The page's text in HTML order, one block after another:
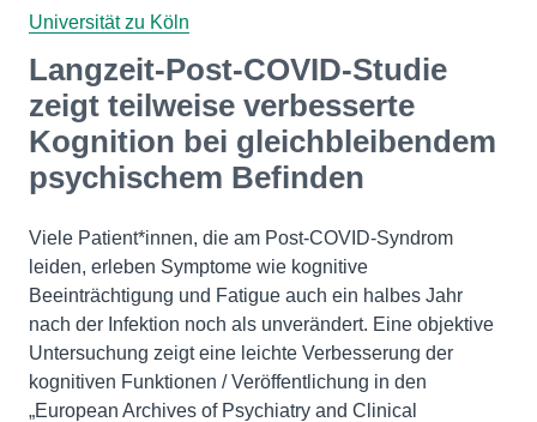
Universität zu Köln
Langzeit-Post-COVID-Studie
zeigt teilweise verbesserte
Kognition bei gleichbleibendem
psychischem Befinden
Viele Patient*innen, die am Post-COVID-Syndrom
leiden, erleben Symptome wie kognitive
Beeinträchtigung und Fatigue auch ein halbes Jahr
nach der Infektion noch als unverändert. Eine objektive
Untersuchung zeigt eine leichte Verbesserung der
kognitiven Funktionen / Veröffentlichung in den
„European Archives of Psychiatry and Clinical